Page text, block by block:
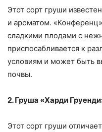
Этот сорт груши
и ароматом.
сладкими плодами с
приспосабливается к
условиям и может быть
почвы.
2. Груша «Харди
Этот сорт груши